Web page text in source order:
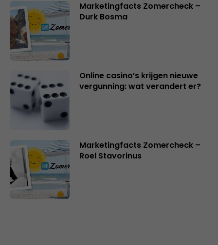
Marketingfacts Zomercheck –
Durk Bosma
Online casino’s krijgen nieuwe
vergunning: wat verandert er?
Marketingfacts Zomercheck –
Roel Stavorinus